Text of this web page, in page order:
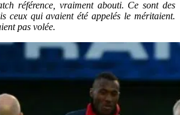
référence, vraiment abouti. Ce sont des
ceux qui avaient été appelés le méritaient.
pas volée.